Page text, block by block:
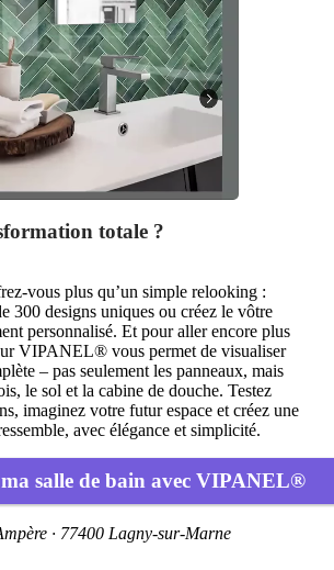
totale ?
vous plus qu’un simple relooking :
300 designs uniques ou créez le vôtre
personnalisé. Et pour aller encore plus
VIPANEL® vous permet de visualiser
– pas seulement les panneaux, mais
le sol et la cabine de douche. Testez
imaginez votre futur espace et créez une
avec élégance et simplicité.
salle de bain avec VIPANEL®
· 77400 Lagny-sur-Marne